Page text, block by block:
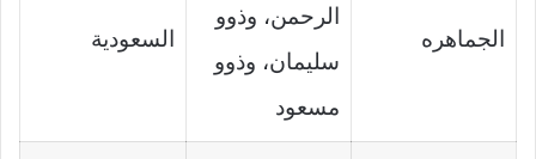
الجماهره
الرحمن، وذوو
سليمان، وذوو
مسعود
السعودية